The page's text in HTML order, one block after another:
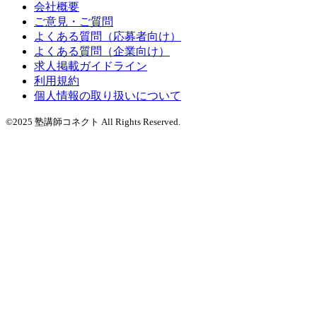
会社概要
ご意見・ご質問
よくある質問（応募者向け）
よくある質問（企業向け）
求人掲載ガイドライン
利用規約
個人情報の取り扱いについて
©2025 塾講師コネクト All Rights Reserved.